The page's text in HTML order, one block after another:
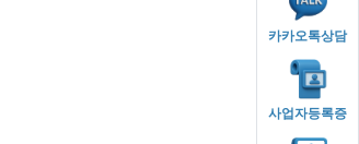
카카오톡상담
사업자등록증